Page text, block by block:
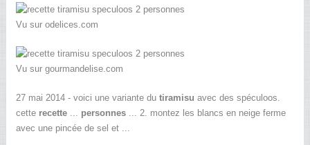
Vu sur odelices.com
Vu sur gourmandelise.com
27 mai 2014 - voici une variante du tiramisu avec des spéculoos.
cette recette... personnes... 2. montez les blancs en neige ferme
avec une pincée de sel et ...